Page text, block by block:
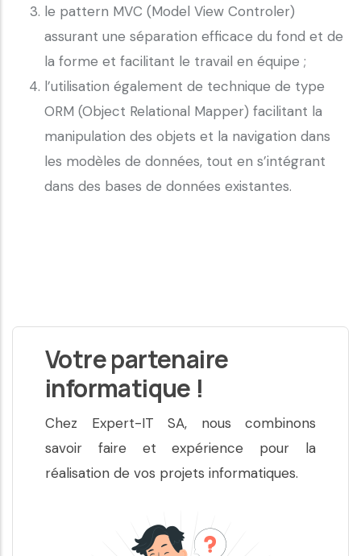
le pattern MVC (Model View Controler)
assurant une séparation efficace du fond et de
la forme et facilitant le travail en équipe ;
l’utilisation également de technique de type
ORM (Object Relational Mapper) facilitant la
manipulation des objets et la navigation dans
les modèles de données, tout en s’intégrant
dans des bases de données existantes.
Votre partenaire
informatique !
Chez Expert-IT SA, nous combinons
savoir faire et expérience pour la
réalisation de vos projets informatiques.